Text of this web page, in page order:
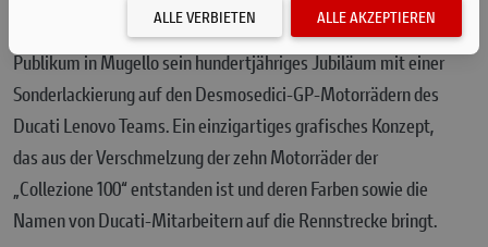
Am Sonntag feierte Ducati beim Grand Prix vor heimischem
Publikum in Mugello sein hundertjähriges Jubiläum mit einer
Sonderlackierung auf den Desmosedici-GP-Motorrädern des
Ducati Lenovo Teams. Ein einzigartiges grafisches Konzept,
das aus der Verschmelzung der zehn Motorräder der
„Collezione 100“ entstanden ist und deren Farben sowie die
Namen von Ducati-Mitarbeitern auf die Rennstrecke bringt.
ALLE VERBIETEN ALLE AKZEPTIEREN